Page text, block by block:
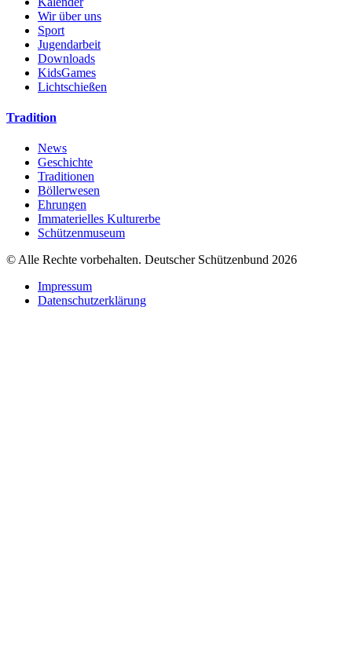
Wir über uns
Sport
Jugendarbeit
Downloads
KidsGames
Lichtschießen
Tradition
News
Geschichte
Traditionen
Böllerwesen
Ehrungen
Immaterielles Kulturerbe
Schützenmuseum
© Alle Rechte vorbehalten. Deutscher Schützenbund 2026
Impressum
Datenschutzerklärung